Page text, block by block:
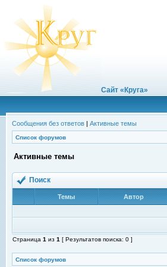
Сайт «Круга»
Сообщения без ответов | Активные темы
Список форумов
Активные темы
Поиск
Темы Автор
Страница 1 из 1 [ Результатов поиска: 0 ]
Список форумов